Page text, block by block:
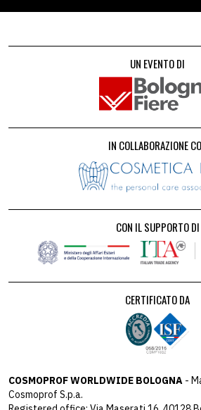
UN EVENTO DI
IN COLLABORAZIONE
CON IL SUPPORTO DI
CERTIFICATO DA
COSMOPROF WORLDWIDE BOLOGNA -
Cosmoprof S.p.a.